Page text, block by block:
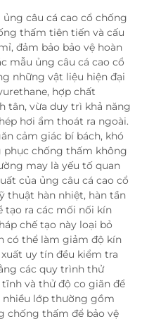
câu cá cao cổ chống
thấm tiên tiến và cấu
đảm bảo bảo vệ hoàn
mẫu ủng câu cá cao cổ
những vật liệu hiện đại
hợp chất
tân, vừa duy trì khả năng
hơi ẩm thoát ra ngoài.
cảm giác bí bách, khó
phục chống thấm không
may là yếu tố quan
của ủng câu cá cao cổ
thuật hàn nhiệt, hàn tần
tạo ra các mối nối kín
chế tạo này loại bỏ
có thể làm giảm độ kín
uy tín đều kiểm tra
các quy trình thử
và thử độ co giãn để
nhiều lớp thường gồm
chống thấm để bảo vệ